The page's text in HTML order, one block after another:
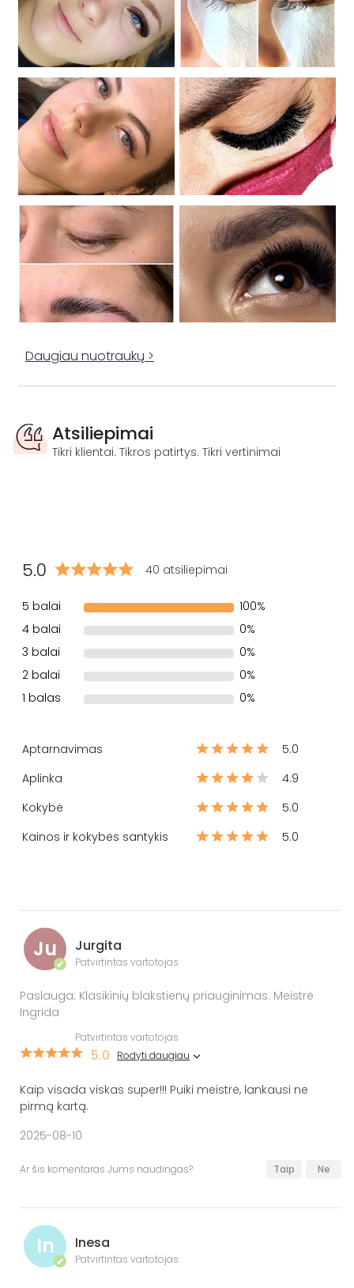
Daugiau nuotraukų >
Atsiliepimai
Tikri klientai. Tikros patirtys. Tikri vertinimai
5.0 40 atsiliepimai
5 balai
100%
4 balai
0%
3 balai
0%
2 balai
0%
1 balas
0%
Aptarnavimas
5.0
Aplinka
4.9
Kokybė
5.0
Kainos ir kokybės santykis
5.0
Ju
✔
Jurgita
Patvirtintas vartotojas
Paslauga: Klasikinių blakstienų priauginimas. Meistrė
Ingrida
Patvirtintas vartotojas
5.0 Rodyti daugiau
Kaip visada viskas super!!! Puiki meistrė, lankausi ne
pirmą kartą.
2025-08-10
Ar šis komentaras Jums naudingas? Taip Ne
In
✔
Inesa
Patvirtintas vartotojas